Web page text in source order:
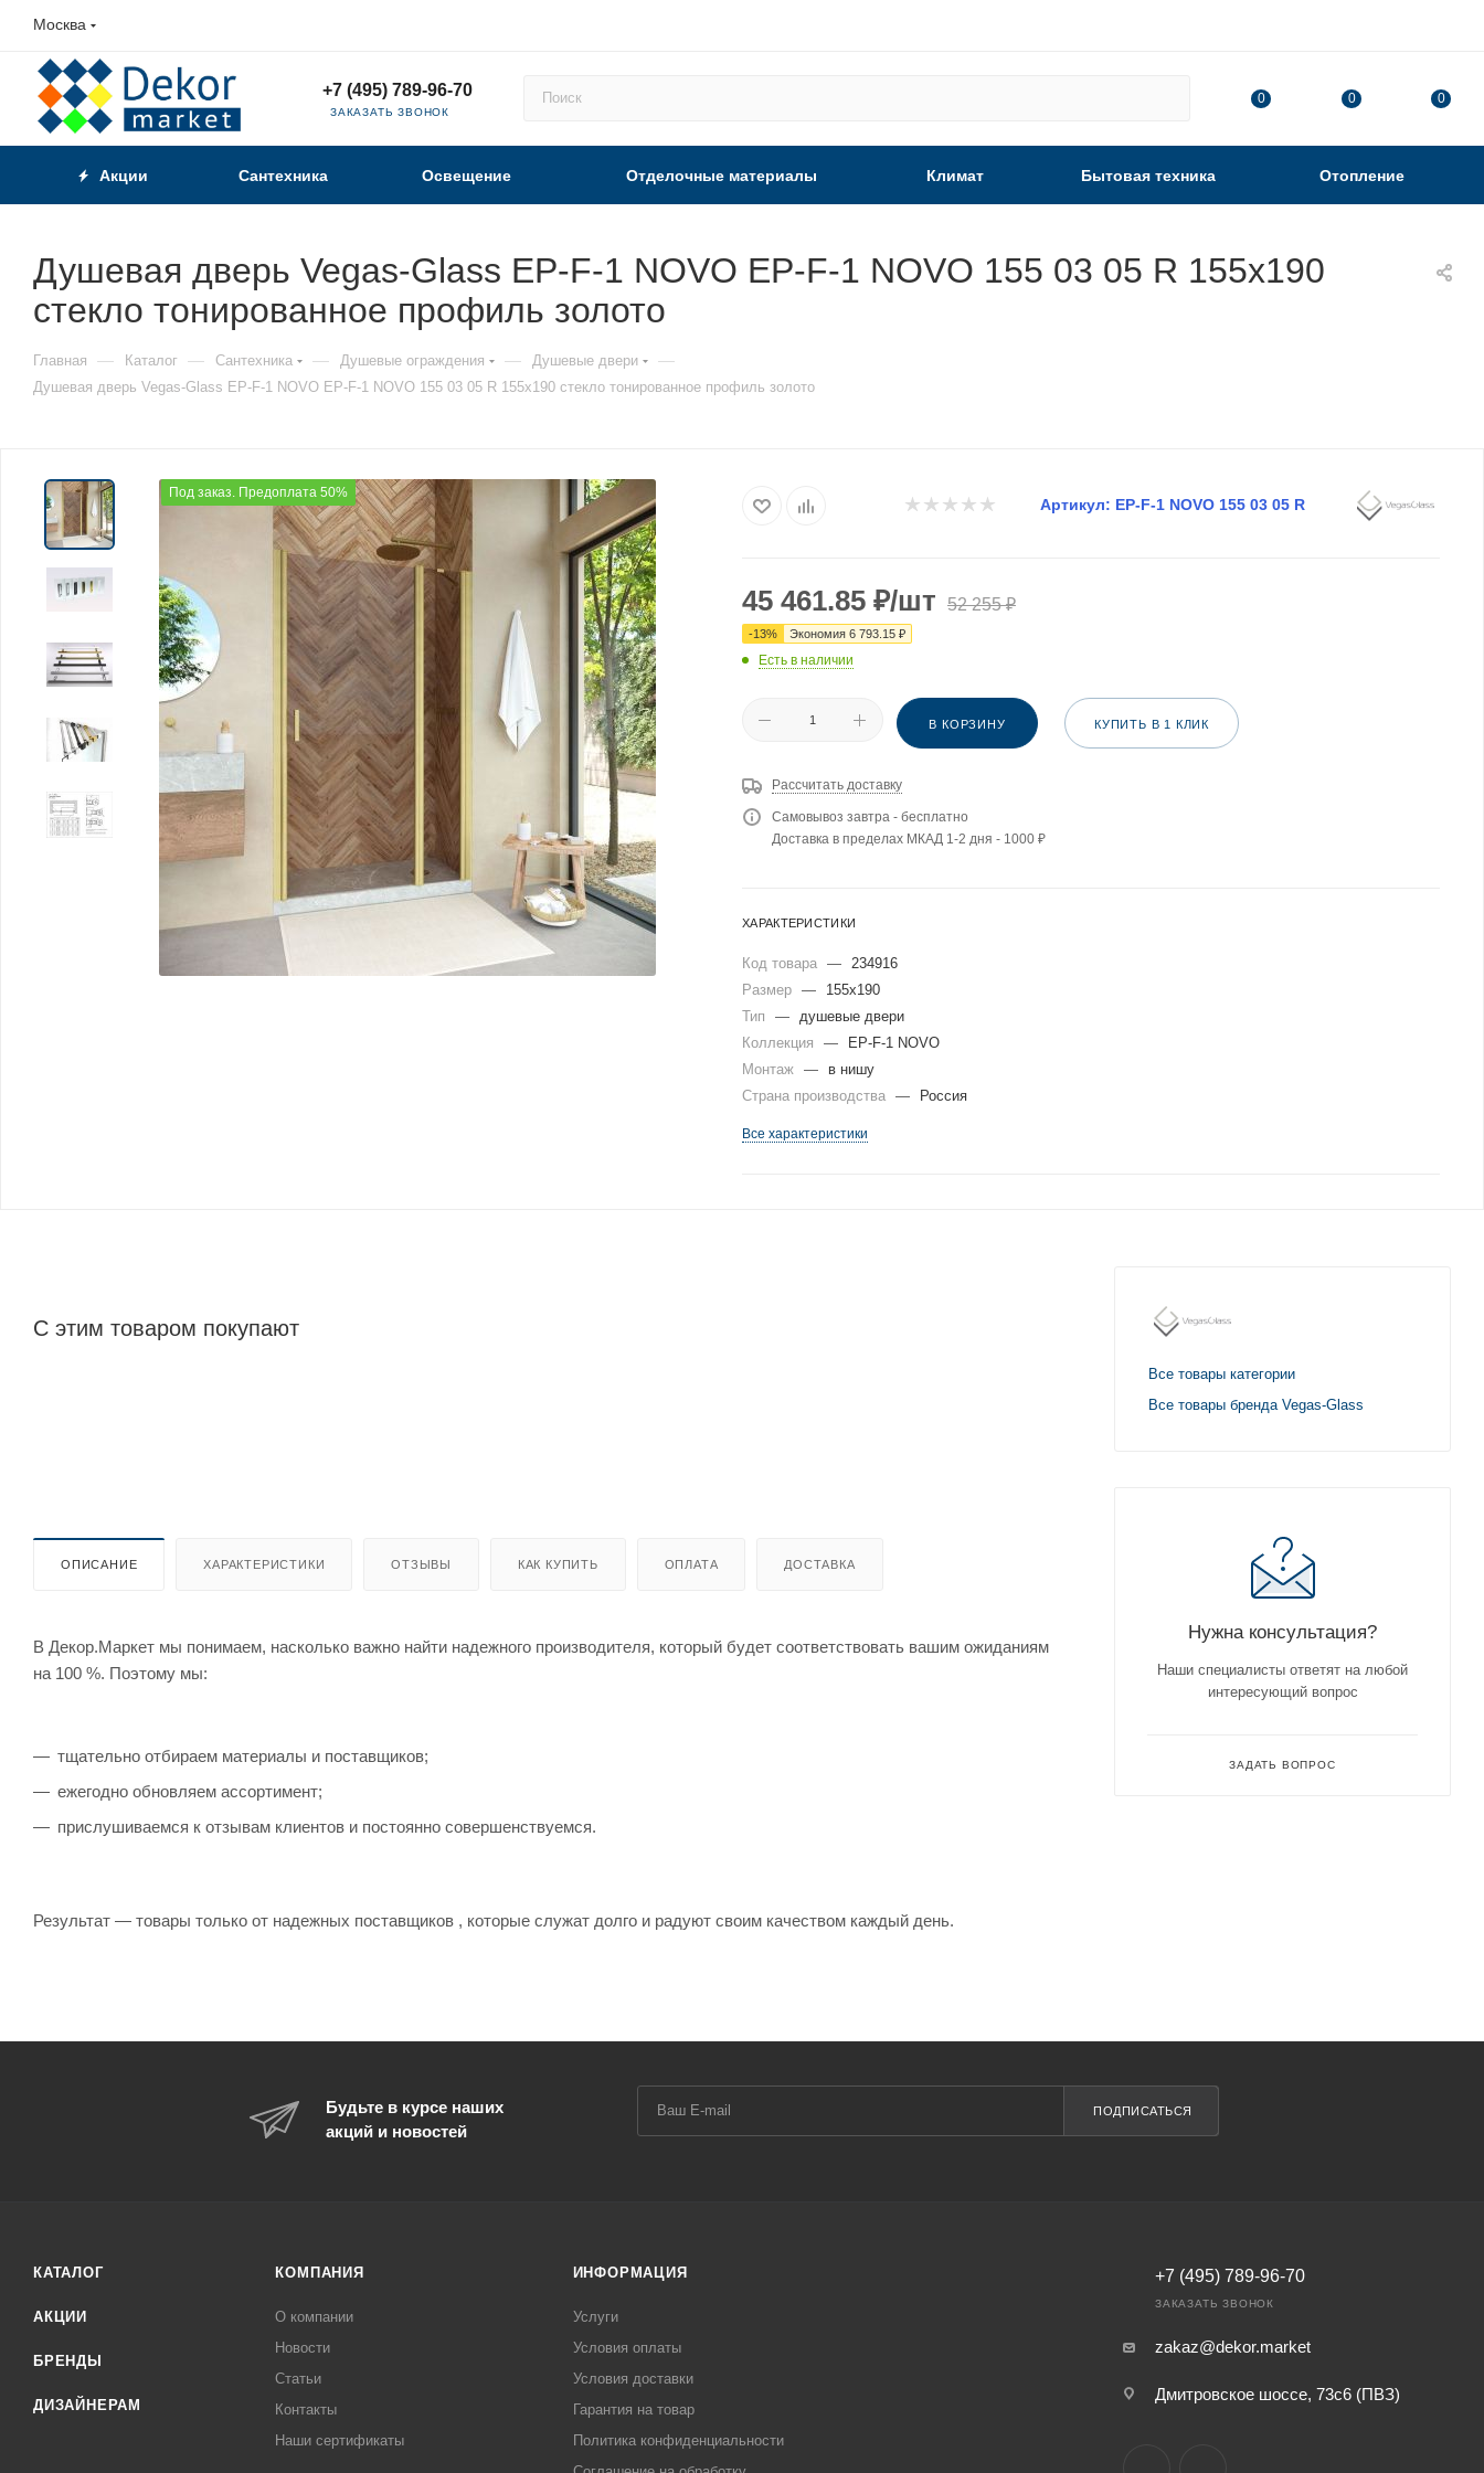
Москва
+7 (495) 789-96-70
ЗАКАЗАТЬ ЗВОНОК
0 0 0
Акции Сантехника Освещение Отделочные материалы Климат Бытовая техника Отопление
Душевая дверь Vegas-Glass EP-F-1 NOVO EP-F-1 NOVO 155 03 05 R 155х190
стекло тонированное профиль золото
Главная — Каталог — Сантехника — Душевые ограждения — Душевые двери —
Душевая дверь Vegas-Glass EP-F-1 NOVO EP-F-1 NOVO 155 03 05 R 155х190 стекло тонированное профиль золото
Под заказ. Предоплата 50%
Артикул: EP-F-1 NOVO 155 03 05 R
45 461.85 ₽/шт 52 255₽
-13% Экономия 6 793.15 ₽
Есть в наличии
В КОРЗИНУ КУПИТЬ В 1 КЛИК
Рассчитать доставку
Самовывоз завтра - бесплатно
Доставка в пределах МКАД 1-2 дня - 1000 ₽
ХАРАКТЕРИСТИКИ
Код товара — 234916
Размер —
155x190
Тип
— душевые двери
Коллекция
—
EP-F-1 NOVO
Монтаж —
в нишу
Страна производства — Россия
Все характеристики
С этим товаром покупают
ОПИСАНИЕ ХАРАКТЕРИСТИКИ ОТЗЫВЫ КАК КУПИТЬ ОПЛАТА ДОСТАВКА
В Декор.Маркет мы понимаем, насколько важно найти надежного производителя, который будет соответствовать вашим ожиданиям
на 100 %. Поэтому мы:
тщательно отбираем материалы и поставщиков;
ежегодно обновляем ассортимент;
прислушиваемся к отзывам клиентов и постоянно совершенствуемся.
Результат — товары только от надежных поставщиков , которые служат долго и радуют своим качеством каждый день.
Все товары категории
Все товары бренда Vegas-Glass
Нужна консультация?
Наши специалисты ответят на любой
интересующий вопрос
ЗАДАТЬ ВОПРОС
Будьте в курсе наших
акций и новостей
ПОДПИСАТЬСЯ
КАТАЛОГ
АКЦИИ
БРЕНДЫ
ДИЗАЙНЕРАМ
КОМПАНИЯ
О компании
Новости
Статьи
Контакты
Наши сертификаты
ИНФОРМАЦИЯ
Услуги
Условия оплаты
Условия доставки
Гарантия на товар
Политика конфиденциальности
+7 (495) 789-96-70
ЗАКАЗАТЬ ЗВОНОК
zakaz@dekor.market
Дмитровское шоссе, 73с6 (ПВЗ)